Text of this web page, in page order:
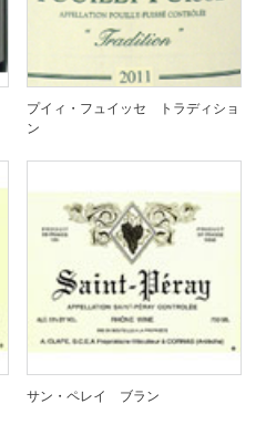
プイィ・フュイッセ トラディショ
ン
サン・ペレイ ブラン